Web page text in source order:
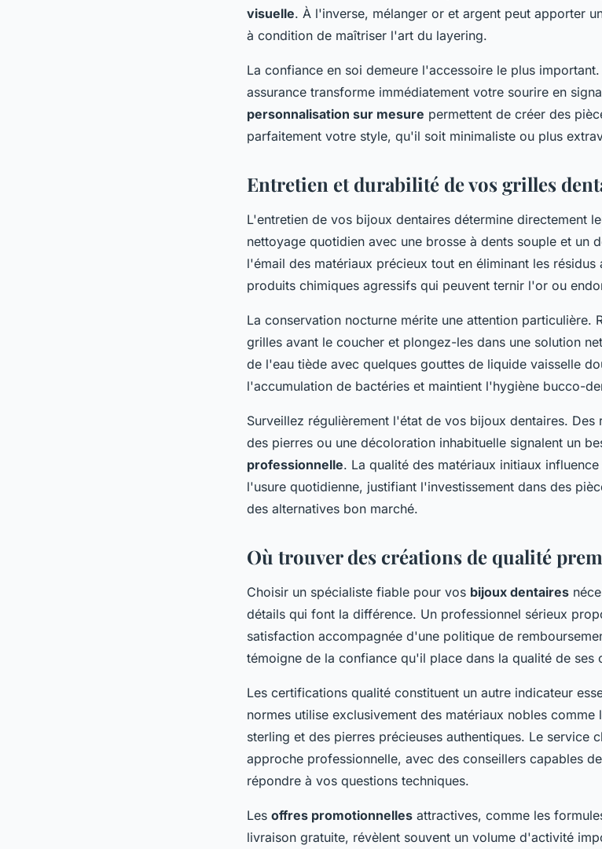
visuelle. À l'inverse, mélanger or et argent peut apporter
à condition de maîtriser l'art du layering.
La confiance en soi demeure l'accessoire le plus
assurance transforme immédiatement votre sourire en
personnalisation sur mesure permettent de créer des
parfaitement votre style, qu'il soit minimaliste ou plus
Entretien et durabilité de vos grilles
L'entretien de vos bijoux dentaires détermine directement
nettoyage quotidien avec une brosse à dents souple et un
l'émail des matériaux précieux tout en éliminant les
produits chimiques agressifs qui peuvent ternir l'or ou
La conservation nocturne mérite une attention particulière.
grilles avant le coucher et plongez-les dans une solution
de l'eau tiède avec quelques gouttes de liquide vaisselle
l'accumulation de bactéries et maintient l'hygiène bucco-
Surveillez régulièrement l'état de vos bijoux dentaires.
des pierres ou une décoloration inhabituelle signalent un
professionnelle. La qualité des matériaux initiaux
l'usure quotidienne, justifiant l'investissement dans des
des alternatives bon marché.
Où trouver des créations de qualité
Choisir un spécialiste fiable pour vos bijoux dentaires
détails qui font la différence. Un professionnel sérieux
satisfaction accompagnée d'une politique de
témoigne de la confiance qu'il place dans la qualité de ses
Les certifications qualité constituent un autre indicateur
normes utilise exclusivement des matériaux nobles
sterling et des pierres précieuses authentiques. Le service
approche professionnelle, avec des conseillers capables
répondre à vos questions techniques.
Les offres promotionnelles attractives, comme les
livraison gratuite, révèlent souvent un volume d'activité